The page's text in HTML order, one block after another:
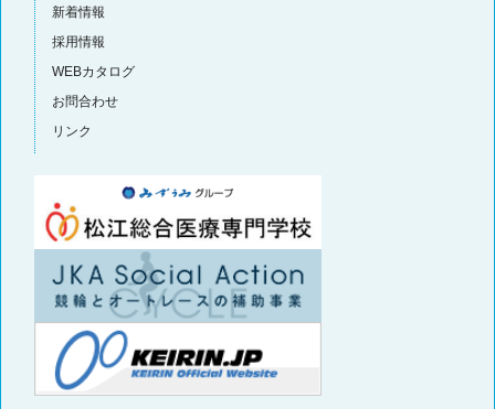
新着情報
採用情報
WEBカタログ
お問合わせ
リンク